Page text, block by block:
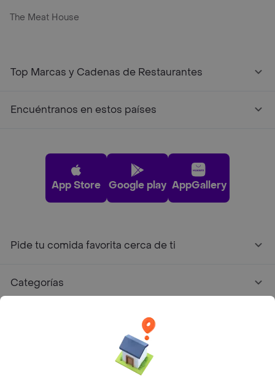
The Meat House
Top Marcas y Cadenas de Restaurantes
Encuéntranos en estos países
App Store Google play AppGallery
Pide tu comida favorita cerca de ti
Categorías